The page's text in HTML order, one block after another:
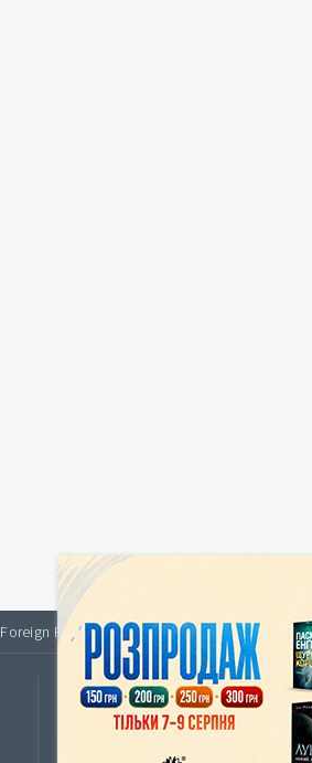
Foreign Rights |
Інтернет-магазин
46018, м. Тернопіль, А/С 529
Тел.: (067) 350-18-70, (066) 727-17-62